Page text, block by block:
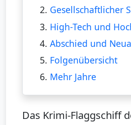
2. Gesellschaftlicher
3. High-Tech und
4. Abschied und
5. Folgenübersicht
6. Mehr Jahre
Das Krimi-Flaggschiff